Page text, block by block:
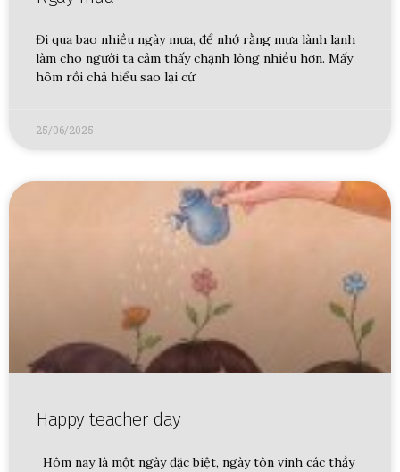
Đi qua bao nhiều ngày mưa, để nhớ rằng mưa lành lạnh
làm cho người ta cảm thấy chạnh lòng nhiều hơn. Mấy
hôm rồi chả hiểu sao lại cứ
25/06/2025
Happy teacher day
Hôm nay là một ngày đặc biệt, ngày tôn vinh các thầy